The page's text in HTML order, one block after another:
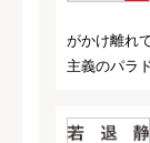
がかけ離れ
主義のパラ